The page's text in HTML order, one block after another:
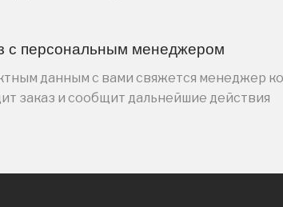
с персональным менеджером
данным с вами свяжется менеджер
заказ и сообщит дальнейшие действия